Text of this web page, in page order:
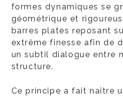
formes dynamiques se
géométrique et
barres plates reposant
extrême finesse afin de
un subtil dialogue entre
structure.
Ce principe a fait naître